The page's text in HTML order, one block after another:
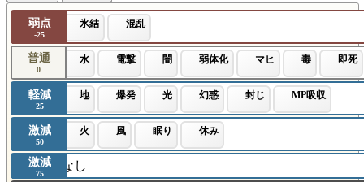
弱点
-25
氷結 混乱
普通
0
水 電撃 闇 弱体化 マヒ 毒 即死
軽減
25
地 爆発 光 幻惑 封じ MP吸収
激減
50
火 風 眠り 休み
激減
75
なし